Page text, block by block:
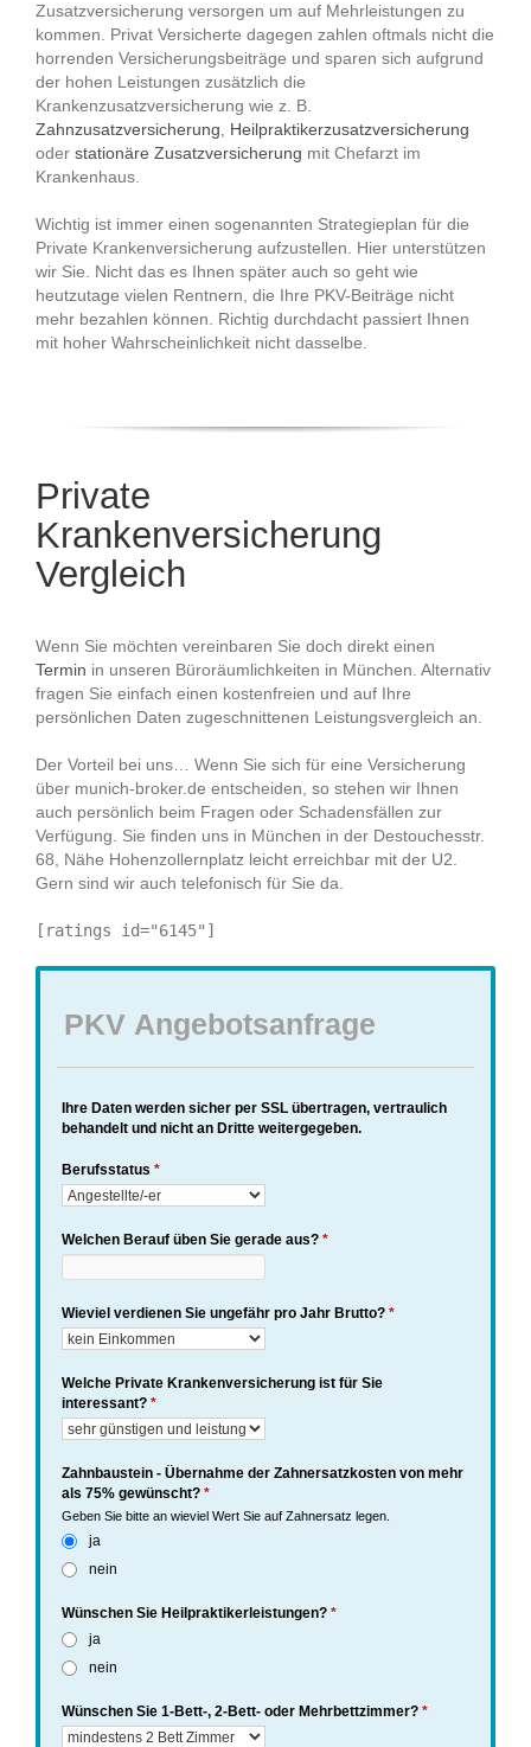
Zusatzversicherung versorgen um auf Mehrleistungen zu
kommen. Privat Versicherte dagegen zahlen oftmals nicht die
horrenden Versicherungsbeiträge und sparen sich aufgrund
der hohen Leistungen zusätzlich die
Krankenzusatzversicherung wie z. B.
Zahnzusatzversicherung
Heilpraktikerzusatzversicherung
oder stationäre Zusatzversicherung mit Chefarzt im
Krankenhaus.
Wichtig ist immer einen sogenannten Strategieplan für die
Private Krankenversicherung aufzustellen. Hier unterstützen
wir Sie. Nicht das es Ihnen später auch so geht wie
heutzutage vielen Rentnern, die Ihre PKV-Beiträge nicht
mehr bezahlen können. Richtig durchdacht passiert Ihnen
mit hoher Wahrscheinlichkeit nicht dasselbe.
Private
Krankenversicherung
Vergleich
Wenn Sie möchten vereinbaren Sie doch direkt einen
Termin in unseren Büroräumlichkeiten in München. Alternativ
fragen Sie einfach einen kostenfreien und auf Ihre
persönlichen Daten zugeschnittenen Leistungsvergleich an.
Der Vorteil bei uns… Wenn Sie sich für eine Versicherung
über munich-broker.de entscheiden, so stehen wir Ihnen
auch persönlich beim Fragen oder Schadensfällen zur
Verfügung. Sie finden uns in München in der Destouchesstr.
68, Nähe Hohenzollernplatz leicht erreichbar mit der U2.
Gern sind wir auch telefonisch für Sie da.
[ratings id="6145"]
PKV Angebotsanfrage
Ihre Daten werden sicher per SSL übertragen, vertraulich
behandelt und nicht an Dritte weitergegeben.
Berufsstatus *
Welchen Berauf üben Sie gerade aus? *
Wieviel verdienen Sie ungefähr pro Jahr Brutto? *
Welche Private Krankenversicherung ist für Sie
interessant? *
Zahnbaustein - Übernahme der Zahnersatzkosten von mehr
als 75% gewünscht? *
Geben Sie bitte an wieviel Wert Sie auf Zahnersatz legen.
ja
nein
Wünschen Sie Heilpraktikerleistungen? *
ja
nein
Wünschen Sie 1-Bett-, 2-Bett- oder Mehrbettzimmer? *